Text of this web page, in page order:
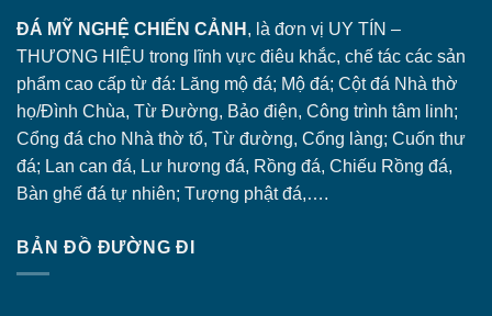
ĐÁ MỸ NGHỆ CHIẾN CẢNH , là đơn vị UY TÍN –
THƯƠNG HIỆU trong lĩnh vực điêu khắc, chế tác các sản
phẩm cao cấp từ đá: Lăng mộ đá; Mộ đá; Cột đá Nhà thờ
họ/Đình Chùa, Từ Đường, Bảo điện, Công trình tâm linh;
Cổng đá cho Nhà thờ tổ, Từ đường, Cổng làng; Cuốn thư
đá; Lan can đá, Lư hương đá, Rồng đá, Chiếu Rồng đá,
Bàn ghế đá tự nhiên; Tượng phật đá,….
BẢN ĐỒ ĐƯỜNG ĐI